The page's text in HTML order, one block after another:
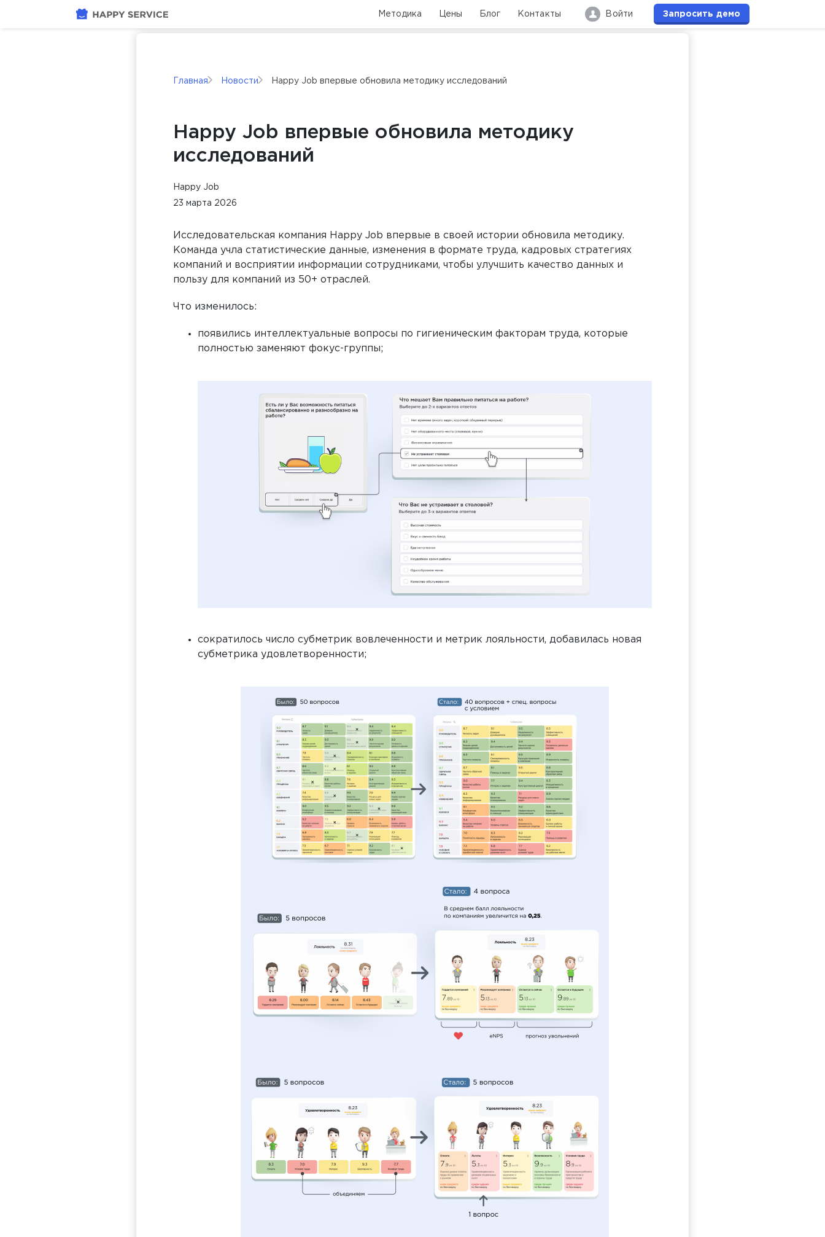
Методика Цены Блог Контакты Войти Запросить демо
Главная Новости Happy Job впервые обновила методику исследований
Happy Job впервые обновила методику
исследований
Happy Job
23 марта 2026
Исследовательская компания Happy Job впервые в своей истории обновила методику.
Команда учла статистические данные, изменения в формате труда, кадровых стратегиях
компаний и восприятии информации сотрудниками, чтобы улучшить качество данных и
пользу для компаний из 50+ отраслей.
Что изменилось:
появились интеллектуальные вопросы по гигиеническим факторам труда, которые
полностью заменяют фокус-группы;
сократилось число субметрик вовлеченности и метрик лояльности, добавилась новая
субметрика удовлетворенности;